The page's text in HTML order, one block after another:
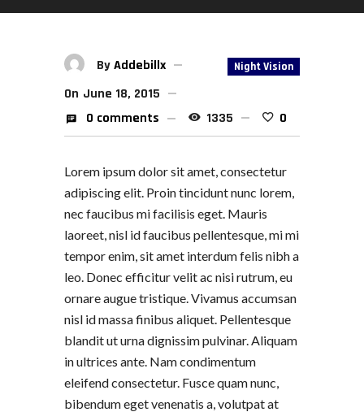
Night Vision
ByAddebillx
On June 18, 2015
0 comments
1335 0
Lorem ipsum dolor sit amet, consectetur
adipiscing elit. Proin tincidunt nunc lorem,
nec faucibus mi facilisis eget. Mauris
laoreet, nisl id faucibus pellentesque, mi mi
tempor enim, sit amet interdum felis nibh a
leo. Donec efficitur velit ac nisi rutrum, eu
ornare augue tristique. Vivamus accumsan
nisl id massa finibus aliquet. Pellentesque
blandit ut urna dignissim pulvinar. Aliquam
in ultrices ante. Nam condimentum
eleifend consectetur. Fusce quam nunc,
bibendum eget venenatis a, volutpat at